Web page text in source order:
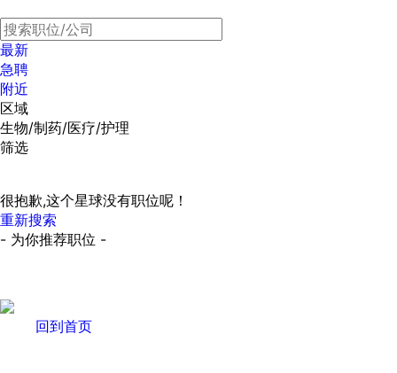
最新
急聘
附近
区域
生物/制药/医疗/护理
筛选
很抱歉,这个星球没有职位呢！
重新搜索
- 为你推荐职位 -
回到首页